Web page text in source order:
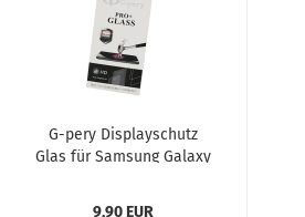
G-​pery Dis­play­schutz
Glas für Sam­sung Ga­la­xy
9,90 EUR